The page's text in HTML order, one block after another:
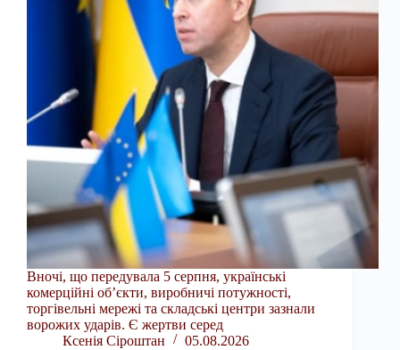
Вночі, що передувала 5 серпня, українські
комерційні об’єкти, виробничі потужності,
торгівельні мережі та складські центри зазнали
ворожих ударів. Є жертви серед
Ксенія Сіроштан
05.08.2026